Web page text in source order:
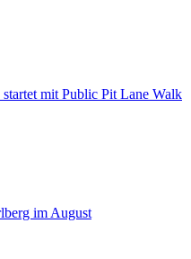
mit Public Pit Lane Walk
im August